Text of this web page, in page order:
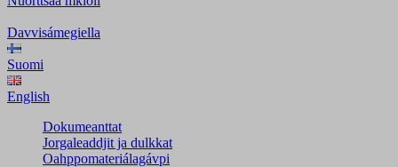
Davvisámegiella
Suomi
English
Dokumeanttat
Jorgaleaddjit ja dulkkat
Oahppomateriálagávpi